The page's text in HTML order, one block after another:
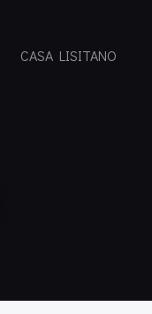
CASA LISITANO